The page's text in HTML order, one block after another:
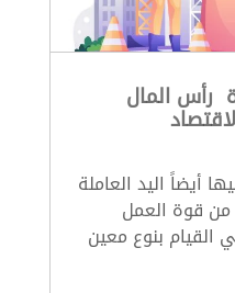
رأس المال
أيضاً اليد العاملة
من قوة العمل
القيام بنوع معين